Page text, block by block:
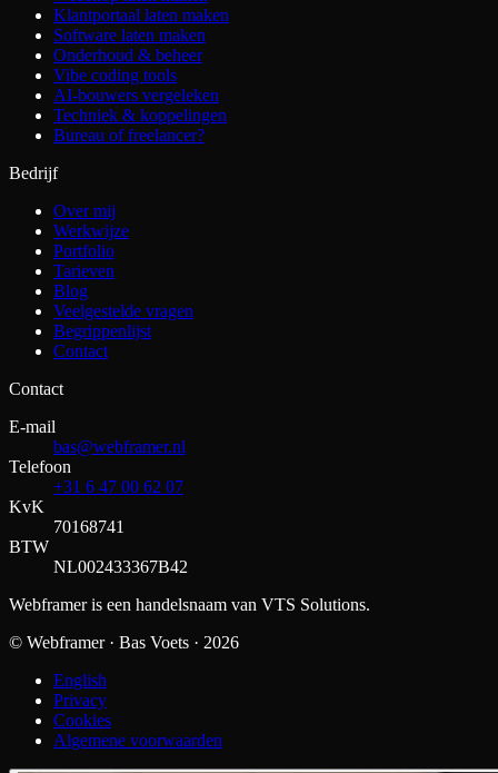
Klantportaal laten maken
Software laten maken
Onderhoud & beheer
Vibe coding tools
AI-bouwers vergeleken
Techniek & koppelingen
Bureau of freelancer?
Bedrijf
Over mij
Werkwijze
Portfolio
Tarieven
Blog
Veelgestelde vragen
Begrippenlijst
Contact
Contact
E-mail
bas@webframer.nl
Telefoon
+31 6 47 00 62 07
KvK
70168741
BTW
NL002433367B42
Webframer is een handelsnaam van VTS Solutions.
© Webframer · Bas Voets · 2026
English
Privacy
Cookies
Algemene voorwaarden